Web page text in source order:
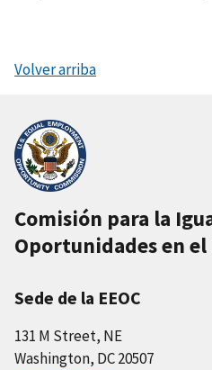
Volver arriba
Comisión para la
Oportunidades en el
Sede de la EEOC
131 M Street, NE
Washington, DC 20507